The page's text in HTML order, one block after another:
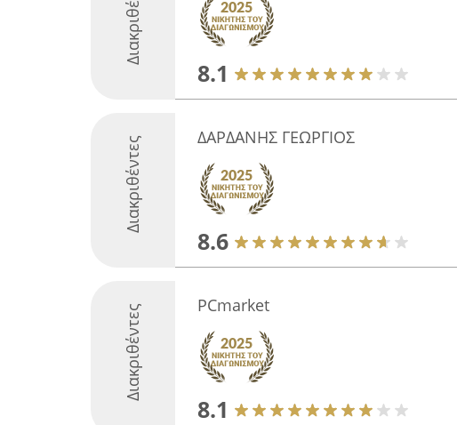
8.1
Διακριθέντες ΔΑΡΔΑΝΗΣ ΓΕΩΡΓΙΟΣ
8.6
Διακριθέντες PCmarket
8.1